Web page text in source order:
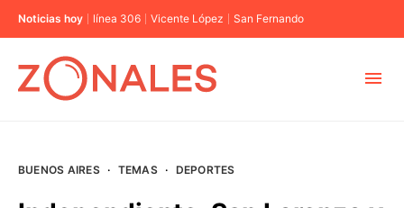
Noticias hoy línea 306 Vicente López San Fernando
BUENOS AIRES · TEMAS · DEPORTES